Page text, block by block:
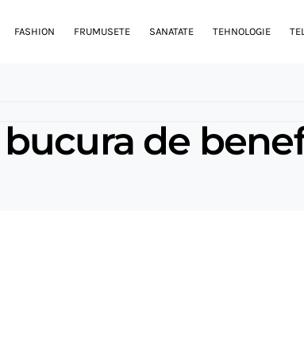
FASHION FRUMUSETE SANATATE TEHNOLOGIE
de